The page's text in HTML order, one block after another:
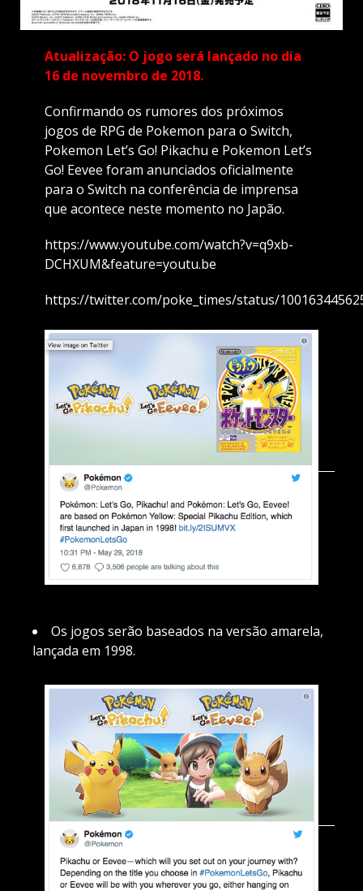
Atualização: O jogo será lançado no dia
16 de novembro de 2018.
Confirmando os rumores dos próximos
jogos de RPG de Pokemon para o Switch,
Pokemon Let’s Go! Pikachu e Pokemon Let’s
Go! Eevee foram anunciados oficialmente
para o Switch na conferência de imprensa
que acontece neste momento no Japão.
https://www.youtube.com/watch?v=q9xb-
DCHXUM&feature=youtu.be
https://twitter.com/poke_times/status/
Os jogos serão baseados na versão amarela,
lançada em 1998.